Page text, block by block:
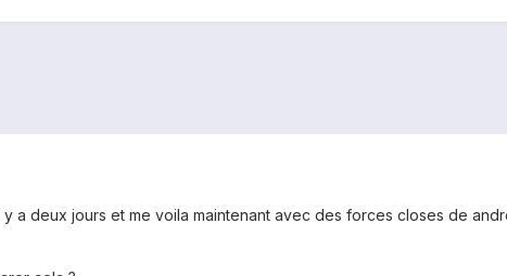
a deux jours et me voila maintenant avec des forces closes de